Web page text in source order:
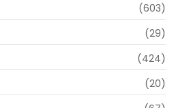
(603)
(29)
(424)
(20)